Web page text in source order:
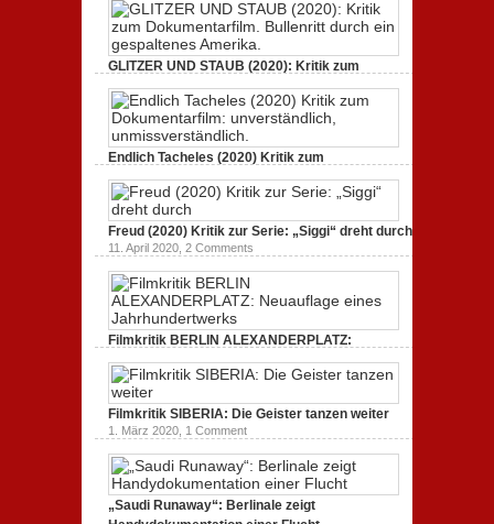
GLITZER UND STAUB (2020): Kritik zum
Dokumentarfilm. Bullenritt durch ein
gespaltenes Amerika.
3. Oktober 2020,2 Comments
Endlich Tacheles (2020) Kritik zum
Dokumentarfilm: unverständlich,
unmissverständlich.
19. Mai 2020,0 Comments
Freud (2020) Kritik zur Serie: „Siggi“ dreht durch
11. April 2020, 2 Comments
Filmkritik BERLIN ALEXANDERPLATZ:
Neuauflage eines Jahrhundertwerks
1. März 2020,2 Comments
Filmkritik SIBERIA: Die Geister tanzen weiter
1. März 2020, 1 Comment
„Saudi Runaway“: Berlinale zeigt